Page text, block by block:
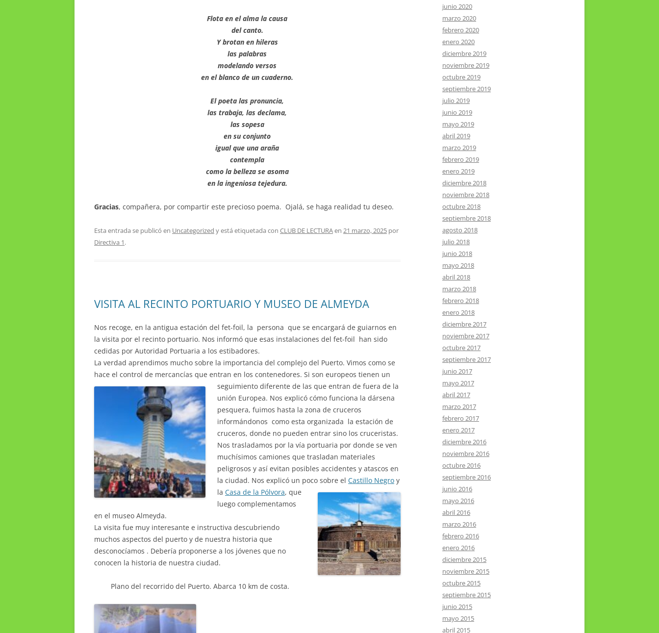
Flota en el alma la causa
del canto.
Y brotan en hileras
las palabras
modelando versos
en el blanco de un cuaderno.
El poeta las pronuncia,
las trabaja, las declama,
las sopesa
en su conjunto
igual que una araña
contempla
como la belleza se asoma
en la ingeniosa tejedura.
Gracias, compañera, por compartir este precioso poema. Ojalá, se haga realidad tu deseo.
Esta entrada se publicó en Uncategorized y está etiquetada con CLUB DE LECTURAen 21 marzo, 2025 por
Directiva 1.
VISITA AL RECINTO PORTUARIO Y MUSEO DE ALMEYDA
Nos recoge, en la antigua estación del fet-foil, la persona que se encargará de guiarnos en
la visita por el recinto portuario. Nos informó que esas instalaciones del fet-foil han sido
cedidas por Autoridad Portuaria a los estibadores.
La verdad aprendimos mucho sobre la importancia del complejo del Puerto. Vimos como se
hace el control de mercancías que entran en los contenedores. Si son europeos tienen un
seguimiento diferente de las que entran de fuera de la
unión Europea. Nos explicó cómo funciona la dársena
pesquera, fuimos hasta la zona de cruceros
informándonos como esta organizada la estación de
cruceros, donde no pueden entrar sino los cruceristas.
Nos trasladamos por la vía portuaria por donde se ven
muchísimos camiones que trasladan materiales
peligrosos y así evitan posibles accidentes y atascos en
la ciudad. Nos explicó un poco sobre el Castillo Negro y
la Casa de la Pólvora, que
luego complementamos
en el museo Almeyda.
La visita fue muy interesante e instructiva descubriendo
muchos aspectos del puerto y de nuestra historia que
desconocíamos . Debería proponerse a los jóvenes que no
conocen la historia de nuestra ciudad.
Plano del recorrido del Puerto. Abarca 10 km de costa.
junio 2020
marzo 2020
febrero 2020
enero 2020
diciembre 2019
noviembre 2019
octubre 2019
septiembre 2019
julio 2019
junio 2019
mayo 2019
abril 2019
marzo 2019
febrero 2019
enero 2019
diciembre 2018
noviembre 2018
octubre 2018
septiembre 2018
agosto 2018
julio 2018
junio 2018
mayo 2018
abril 2018
marzo 2018
febrero 2018
enero 2018
diciembre 2017
noviembre 2017
octubre 2017
septiembre 2017
junio 2017
mayo 2017
abril 2017
marzo 2017
febrero 2017
enero 2017
diciembre 2016
noviembre 2016
octubre 2016
septiembre 2016
junio 2016
mayo 2016
abril 2016
marzo 2016
febrero 2016
enero 2016
diciembre 2015
noviembre 2015
octubre 2015
septiembre 2015
junio 2015
mayo 2015
abril 2015